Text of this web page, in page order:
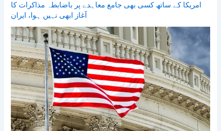
امریکا کے ساتھ کسی بھی جامع معاہدے پر باضابطہ مذاکرات کا
آغاز ابھی نہیں ہوا، ایران